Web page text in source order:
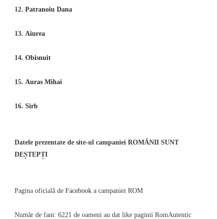
12. Patranoiu Dana
13. Aiurea
14. Obisnuit
15. Auras Mihai
16. Sirb
Datele prezentate de site-ul campaniei ROMÂNII SUNT
DEȘTEPȚI
Pagina oficială de Facebook a campaniei ROM
Număr de fani: 6221 de oameni au dat like paginii RomAutentic